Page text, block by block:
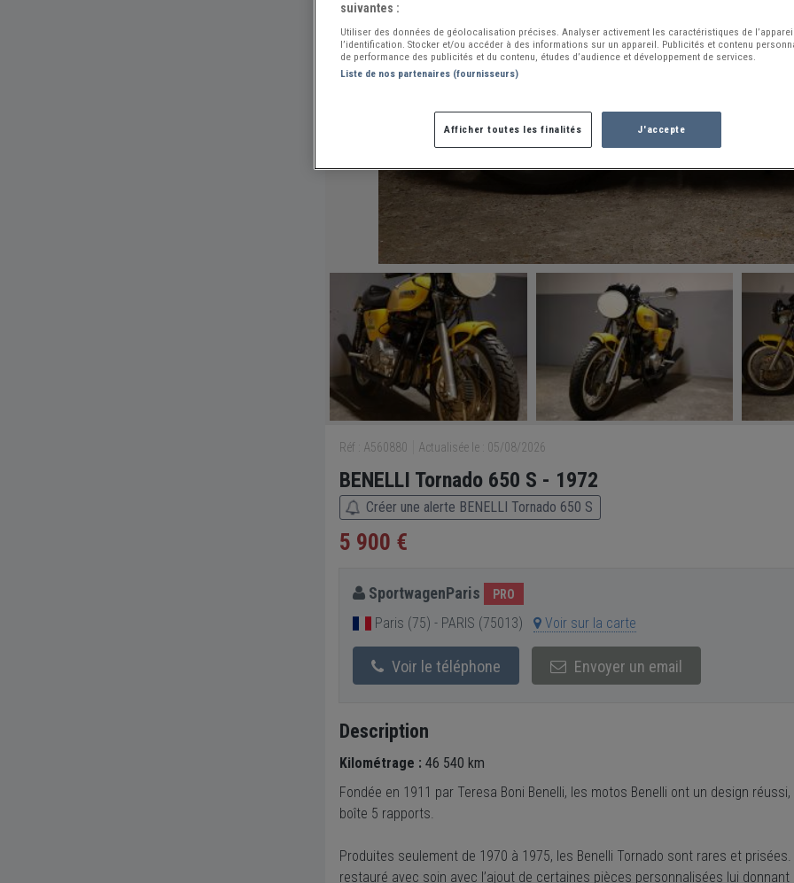
Réf : A560880 Actualisée le : 05/08/2026
BENELLI Tornado 650 S - 1972
Créer une alerte BENELLI Tornado 650 S
5 900 €
SportwagenParis PRO
Paris (75) - PARIS (75013) Voir sur la carte
Voir le téléphone Envoyer un email
Description
Kilométrage : 46 540 km
Fondée en 1911 par Teresa Boni Benelli, les motos Benelli ont un design
boîte 5 rapports.
Produites seulement de 1970 à 1975, les Benelli Tornado sont rares et
restauré avec soin avec l’ajout de certaines pièces personnalisées lui
suivantes :
Utiliser des données de géolocalisation précises. Analyser activement les caractéristiques de
l’identification. Stocker et/ou accéder à des informations sur un appareil. Publicités et contenu
de performance des publicités et du contenu, études d’audience et développement de services.
Liste de nos partenaires (fournisseurs)
Afficher toutes les finalités J'accepte